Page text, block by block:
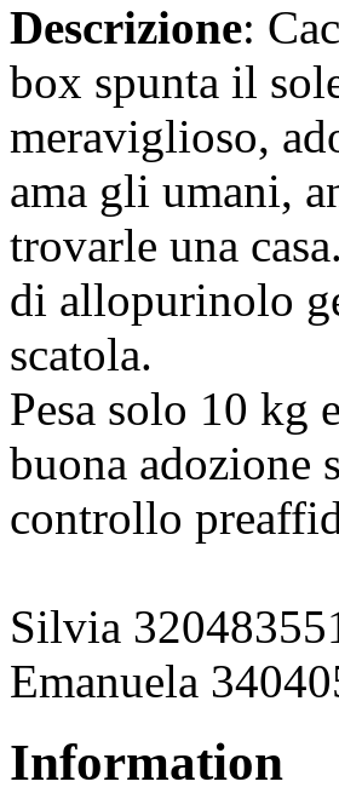
Descrizione:
box spunta il
meraviglioso,
ama gli umani,
trovarle una
di allopurinolo
scatola.
Pesa solo 10 kg
buona adozione
controllo
Silvia
Emanuela
Information